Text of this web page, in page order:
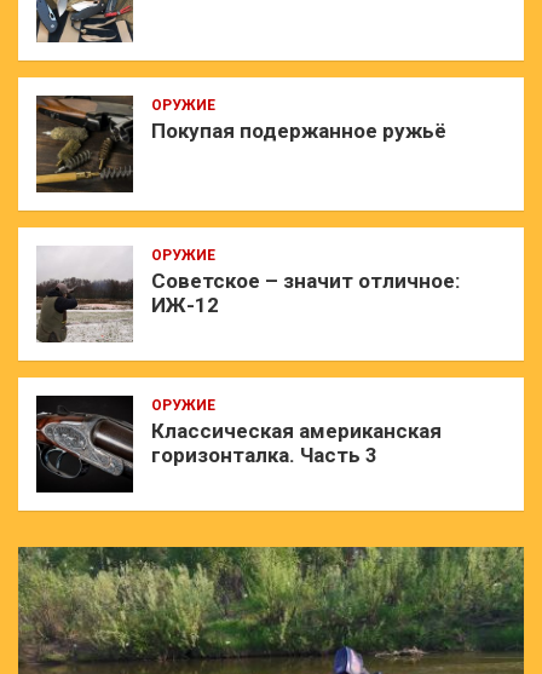
ОРУЖИЕ
Покупая подержанное ружьё
ОРУЖИЕ
Советское – значит отличное:
ИЖ-12
ОРУЖИЕ
Классическая американская
горизонталка. Часть 3